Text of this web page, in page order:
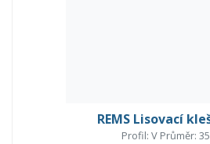
REMS Lisovací
Profil: V Průměr: